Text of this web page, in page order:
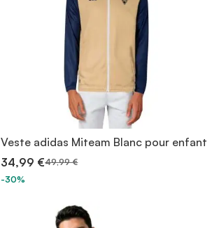
Veste adidas Miteam Blanc pour enfant
34,99 €49,99 €
-30%